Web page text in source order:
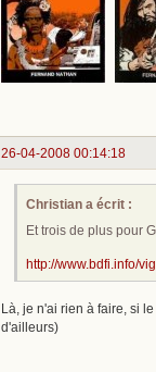
26-04-2008 00:14:18
Christian a écrit :
Et trois de plus pour
http://www.bdfi.info/
Là, je n'ai rien à faire, si
d'ailleurs)